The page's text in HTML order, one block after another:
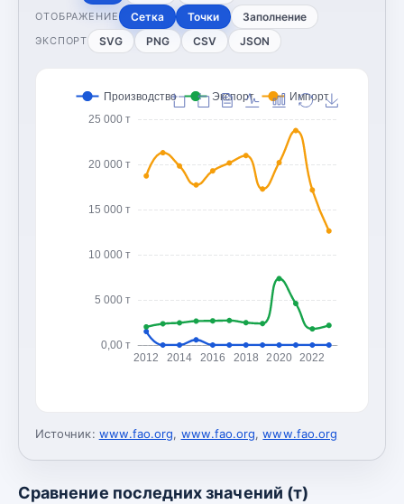
ОТОБРАЖЕНИЕ Сетка Точки Заполнение
ЭКСПОРТ SVG PNG CSV JSON
0,00 т
5 000 т
10 000 т
15 000 т
20 000 т
25 000 т
2012 2014 2016 2018 2020 2022
Производство Экспорт Импорт
Источник: www.fao.org, www.fao.org,www.fao.org
Сравнение последних значений (т)